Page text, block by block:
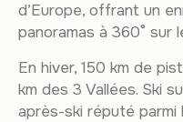
d’Europe, offrant un
panoramas à 360° sur
En hiver, 150 km de
km des 3 Vallées. Ski
après-ski réputé parmi